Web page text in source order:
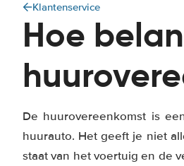
Klantenservice
Hoe
De huurovereenkomst is
huurauto. Het geeft je niet
staat van het voertuig en de